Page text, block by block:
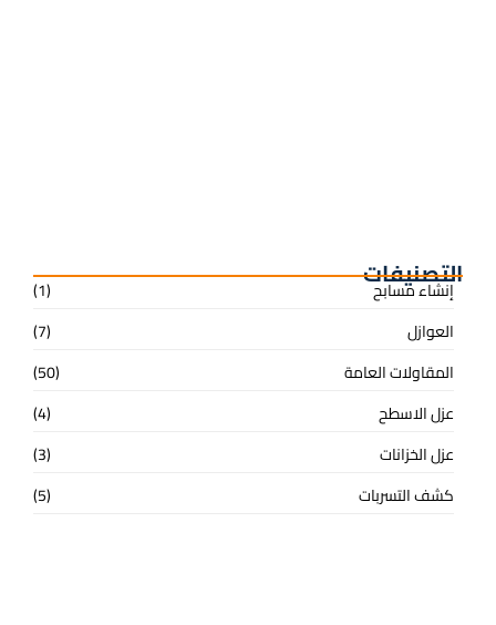
التصنيفات
إنشاء مسابح
(1)
العوازل
(7)
المقاولات العامة
(50)
عزل الاسطح
(4)
عزل الخزانات
(3)
كشف التسربات
(5)